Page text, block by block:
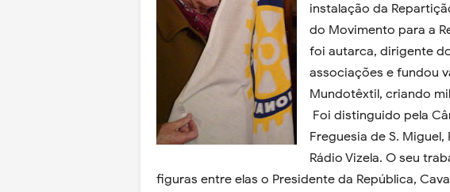
instalação da
do Movimento para a
foi autarca, dirigente
associações e fundou
Mundotêxtil, criando
Foi distinguido pela
Freguesia de S. Miguel,
Rádio Vizela. O seu
figuras entre elas o Presidente da República,